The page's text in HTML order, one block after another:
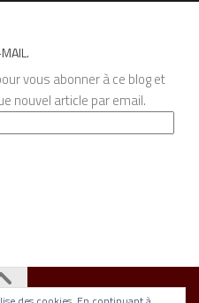
vous abonner à ce blog et
nouvel article par email.